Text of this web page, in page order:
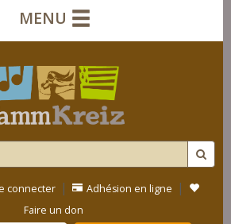
MENU
connecter | Adhésion en ligne |
Faire un don